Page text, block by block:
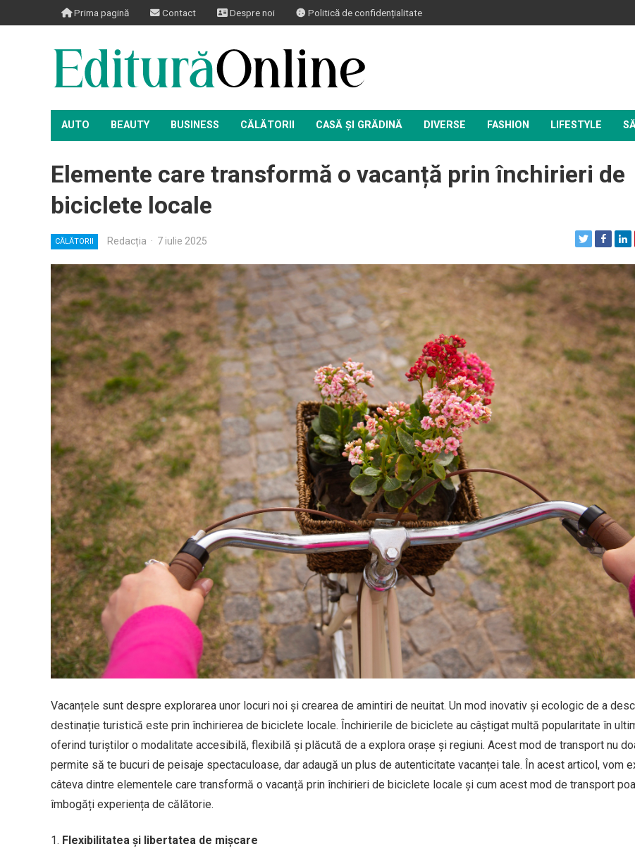
Prima pagină Contact Despre noi Politică de confidențialitate
AUTO BEAUTY BUSINESS CĂLĂTORII CASĂ ȘI GRĂDINĂ DIVERSE FASHION LIFESTYLE
Elemente care transformă o vacanță prin închirieri de
biciclete locale
CĂLĂTORII Redacția · 7 iulie 2025
Vacanțele sunt despre explorarea unor locuri noi și crearea de amintiri de neuitat. Un mod inovativ și ecologic de a
destinație turistică este prin închirierea de biciclete locale. Închirierile de biciclete au câștigat multă popularitate în
oferind turiștilor o modalitate accesibilă, flexibilă și plăcută de a explora orașe și regiuni. Acest mod de transport nu
permite să te bucuri de peisaje spectaculoase, dar adaugă un plus de autenticitate vacanței tale. În acest articol, vom
câteva dintre elementele care transformă o vacanță prin închirieri de biciclete locale și cum acest mod de transport
îmbogăți experiența de călătorie.
Flexibilitatea și libertatea de mișcare